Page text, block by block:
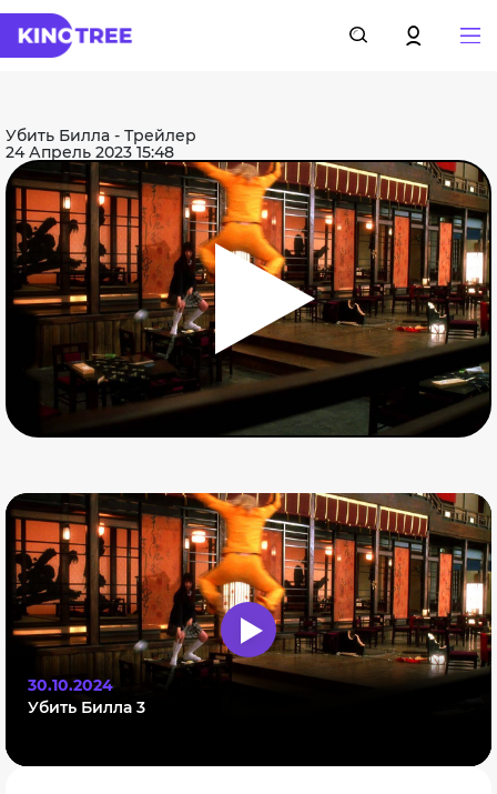
Убить Билла - Трейлер
24 Апрель 2023 15:48
30.10.2024
Убить Билла 3